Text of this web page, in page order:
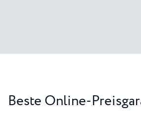
Pepi Club
Beste Online-